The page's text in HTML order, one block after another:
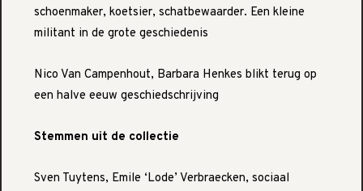
schoenmaker, koetsier, schatbewaarder. Een kleine
militant in de grote geschiedenis
Nico Van Campenhout, Barbara Henkes blikt terug op
een halve eeuw geschiedschrijving
Stemmen uit de collectie
Sven Tuytens, Emile ‘Lode’ Verbraecken, sociaal